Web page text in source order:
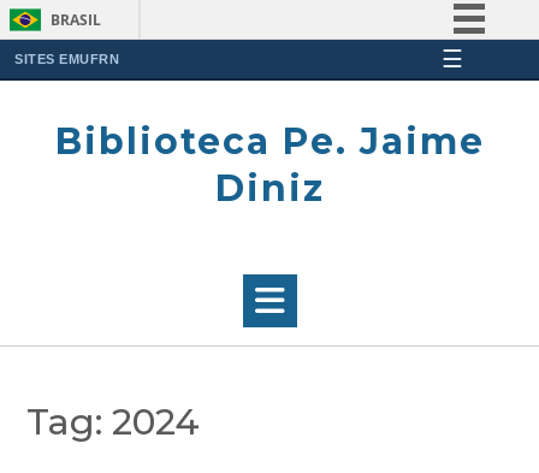
BRASIL
Participe
SITES EMUFRN ☰
Biblioteca Pe. Jaime
Diniz
Tag: 2024